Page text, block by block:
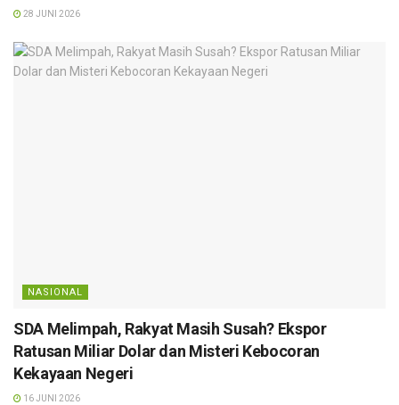
28 JUNI 2026
NASIONAL
SDA Melimpah, Rakyat Masih Susah? Ekspor
Ratusan Miliar Dolar dan Misteri Kebocoran
Kekayaan Negeri
16 JUNI 2026